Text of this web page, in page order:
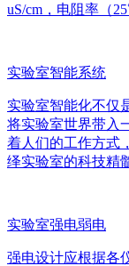
uS/cm，电阻率（
实验室智能系统
实验室智能化不仅
将实验室世界带入
着人们的工作方式
绎实验室的科技精
实验室强电弱电
强电设计应根据各